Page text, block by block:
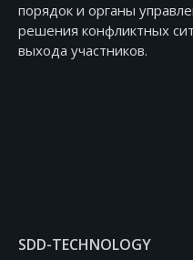
порядок и органы
решения конфликтных
выхода участников.
SDD-TECHNOLOGY